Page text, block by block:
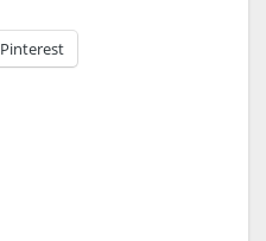
Pinterest